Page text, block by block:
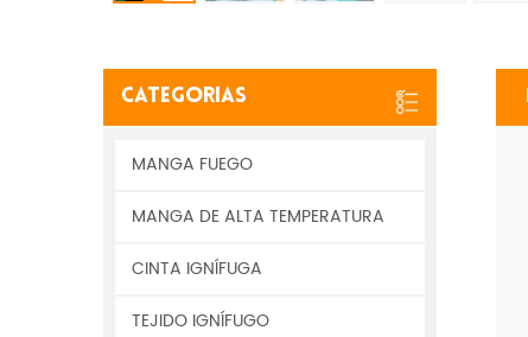
Categorias
MANGA FUEGO
MANGA DE ALTA TEMPERATURA
CINTA IGNÍFUGA
TEJIDO IGNÍFUGO